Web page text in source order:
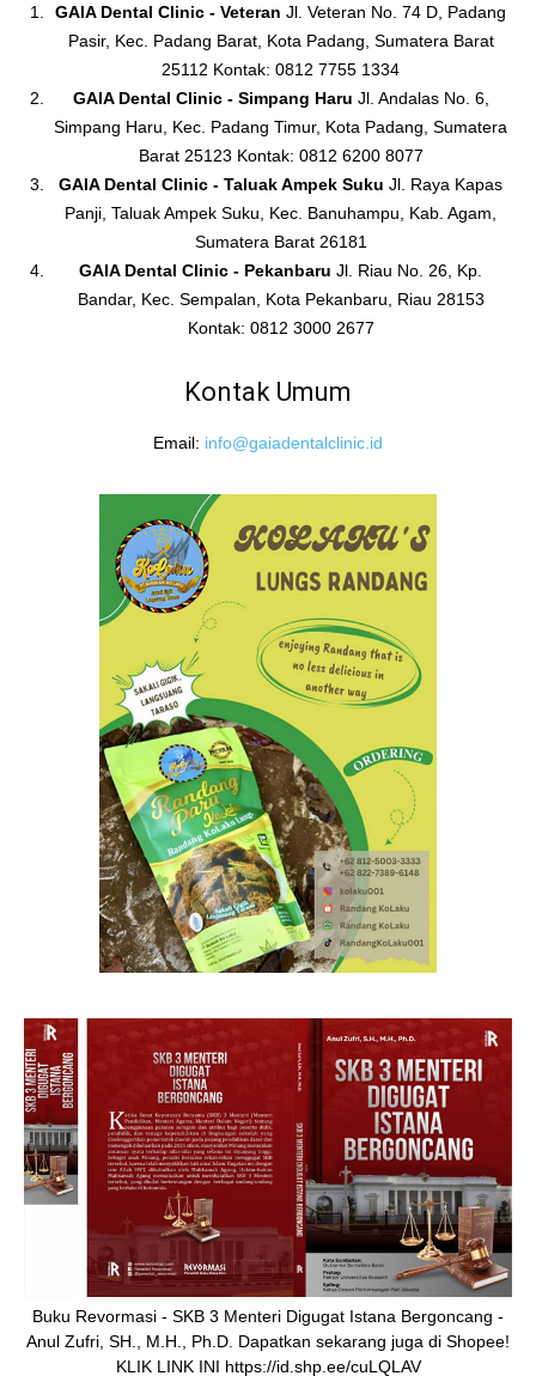
GAIA Dental Clinic - Veteran Jl. Veteran No. 74 D, Padang
Pasir, Kec. Padang Barat, Kota Padang, Sumatera Barat
25112 Kontak: 0812 7755 1334
GAIA Dental Clinic - Simpang Haru Jl. Andalas No. 6,
Simpang Haru, Kec. Padang Timur, Kota Padang, Sumatera
Barat 25123 Kontak: 0812 6200 8077
GAIA Dental Clinic - Taluak Ampek Suku Jl. Raya Kapas
Panji, Taluak Ampek Suku, Kec. Banuhampu, Kab. Agam,
Sumatera Barat 26181
GAIA Dental Clinic - Pekanbaru Jl. Riau No. 26, Kp.
Bandar, Kec. Sempalan, Kota Pekanbaru, Riau 28153
Kontak: 0812 3000 2677
Kontak Umum
Email: info@gaiadentalclinic.id
Buku Revormasi - SKB 3 Menteri Digugat Istana Bergoncang -
Anul Zufri, SH., M.H., Ph.D. Dapatkan sekarang juga di Shopee!
KLIK LINK INI https://id.shp.ee/cuLQLAV